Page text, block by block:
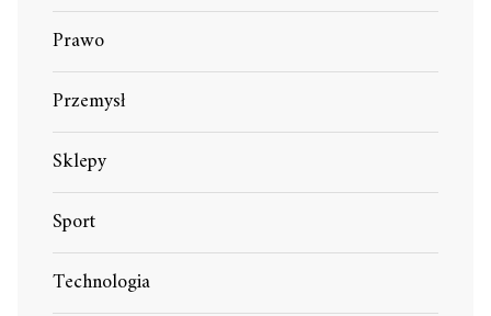
Prawo
Przemysł
Sklepy
Sport
Technologia